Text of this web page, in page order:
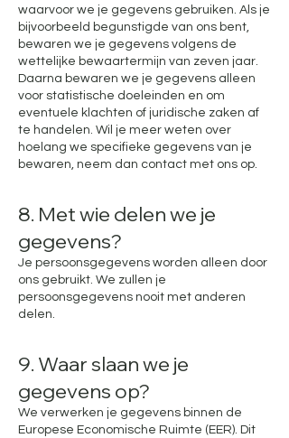
waarvoor we je gegevens gebruiken. Als je
bijvoorbeeld begunstigde van ons bent,
bewaren we je gegevens volgens de
wettelijke bewaartermijn van zeven jaar.
Daarna bewaren we je gegevens alleen
voor statistische doeleinden en om
eventuele klachten of juridische zaken af
te handelen. Wil je meer weten over
hoelang we specifieke gegevens van je
bewaren, neem dan contact met ons op.
8. Met wie delen we je
gegevens?
Je persoonsgegevens worden alleen door
ons gebruikt. We zullen je
persoonsgegevens nooit met anderen
delen.
9. Waar slaan we je
gegevens op?
We verwerken je gegevens binnen de
Europese Economische Ruimte (EER). Dit